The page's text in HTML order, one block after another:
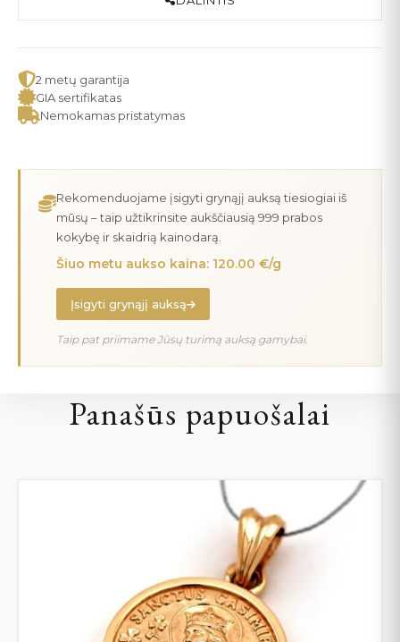
2 metų garantija
GIA sertifikatas
Nemokamas pristatymas
Rekomenduojame įsigyti grynąjį auksą tiesiogiai iš
mūsų – taip užtikrinsite aukščiausią 999 prabos
kokybę ir skaidrią kainodarą.
Šiuo metu aukso kaina: 120.00 €/g
Įsigyti grynąjį auksą
Taip pat priimame Jūsų turimą auksą gamybai.
Panašūs papuošalai